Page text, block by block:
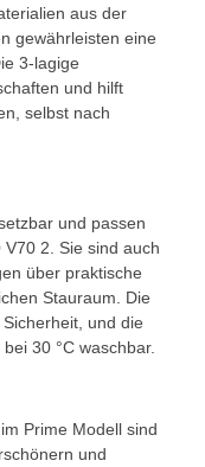
aus der
gewährleisten eine
3-lagige
und hilft
selbst nach
und passen
2. Sie sind auch
über praktische
Stauraum. Die
und die
30 °C waschbar.
Prime Modell sind
und